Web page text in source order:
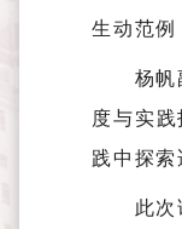
生动范例
杨帆
度与实
践中探
此